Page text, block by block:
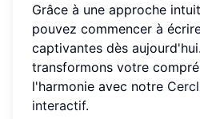
Grâce à une approche
pouvez commencer à
captivantes dès
transformons votre
l'harmonie avec notre
interactif.